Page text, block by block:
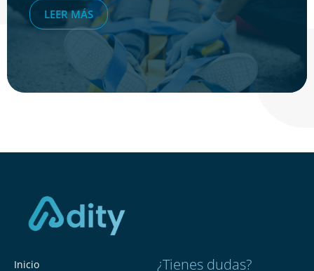
LEER MÁS
Inicio ¿Tienes dudas?